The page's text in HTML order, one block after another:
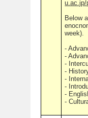
u.ac.jp/
Below
week).
-
-
-
-
-
-
-
-